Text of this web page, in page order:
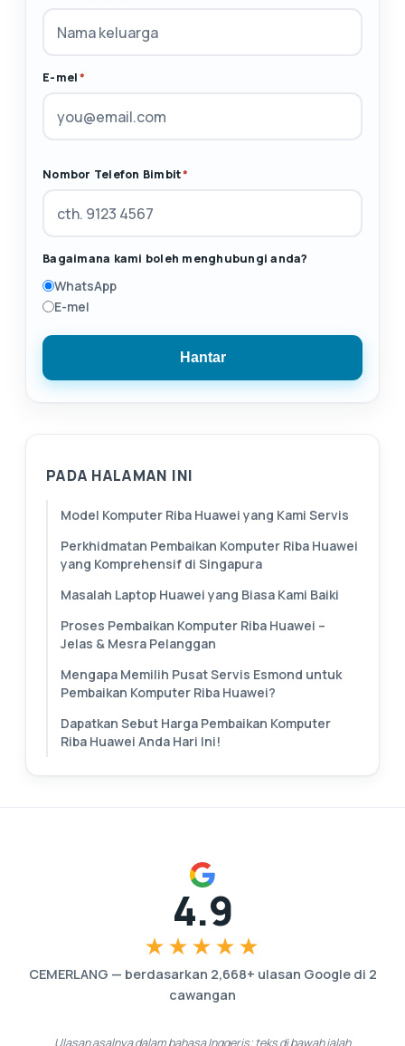
E-mel*
Nombor Telefon Bimbit*
Bagaimana kami boleh menghubungi anda?
WhatsApp
E-mel
Hantar
PADA HALAMAN INI
Model Komputer Riba Huawei yang Kami Servis
Perkhidmatan Pembaikan Komputer Riba Huawei
yang Komprehensif di Singapura
Masalah Laptop Huawei yang Biasa Kami Baiki
Proses Pembaikan Komputer Riba Huawei –
Jelas & Mesra Pelanggan
Mengapa Memilih Pusat Servis Esmond untuk
Pembaikan Komputer Riba Huawei?
Dapatkan Sebut Harga Pembaikan Komputer
Riba Huawei Anda Hari Ini!
4.9
★★★★★
CEMERLANG — berdasarkan 2,668+ ulasan Google di 2
cawangan
Ulasan asalnya dalam bahasa Inggeris; teks di bawah ialah